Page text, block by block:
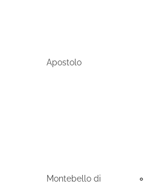
Apostolo
Montebello di